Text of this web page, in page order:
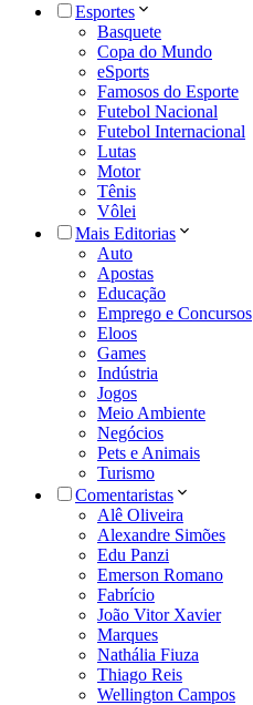
Esportes
Basquete
Copa do Mundo
eSports
Famosos do Esporte
Futebol Nacional
Futebol Internacional
Lutas
Motor
Tênis
Vôlei
Mais Editorias
Auto
Apostas
Educação
Emprego e Concursos
Eloos
Games
Indústria
Jogos
Meio Ambiente
Negócios
Pets e Animais
Turismo
Comentaristas
Alê Oliveira
Alexandre Simões
Edu Panzi
Emerson Romano
Fabrício
João Vitor Xavier
Marques
Nathália Fiuza
Thiago Reis
Wellington Campos